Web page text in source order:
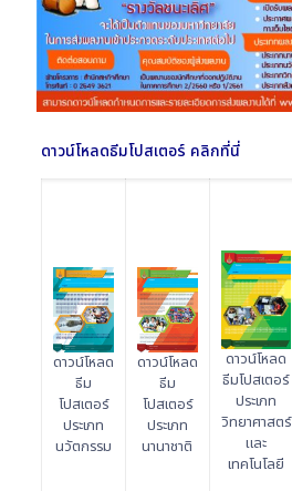
ดาวน์โหลดธีมโปสเตอร์ คลิกที่นี่
ดาวน์โหลด
ธีม
โปสเตอร์
ประเภท
นวัตกรรม
ดาวน์โหลด
ธีม
โปสเตอร์
ประเภท
นานาชาติ
ดาวน์โหลด
ธีมโปสเตอร์
ประเภท
วิทยาศาสตร์
และ
เทคโนโลยี